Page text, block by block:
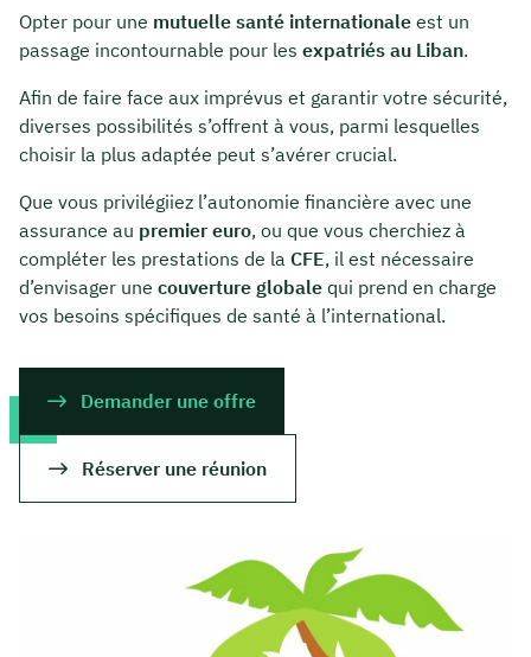
Opter pour une mutuelle santé internationale est un
passage incontournable pour les expatriés au Liban.
Afin de faire face aux imprévus et garantir votre sécurité,
diverses possibilités s’offrent à vous, parmi lesquelles
choisir la plus adaptée peut s’avérer crucial.
Que vous privilégiiez l’autonomie financière avec une
assurance au premier euro, ou que vous cherchiez à
compléter les prestations de la CFE, il est nécessaire
d’envisager une couverture globale qui prend en charge
vos besoins spécifiques de santé à l’international.
Demander une offre
Réserver une réunion